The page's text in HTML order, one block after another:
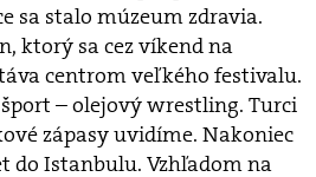
sa stalo múzeum zdravia.
ktorý sa cez víkend na
centrom veľkého festivalu.
– olejový wrestling. Turci
zápasy uvidíme. Nakoniec
do Istanbulu. Vzhľadom na